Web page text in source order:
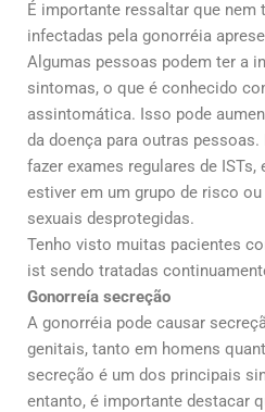
É importante ressaltar que nem
infectadas pela gonorréia
Algumas pessoas podem ter a
sintomas, o que é conhecido
assintomática. Isso pode
da doença para outras pessoas.
fazer exames regulares de
estiver em um grupo de risco
sexuais desprotegidas.
Tenho visto muitas pacientes
ist sendo tratadas
Gonorreía secreção
A gonorréia pode causar
genitais, tanto em homens
secreção é um dos principais
entanto, é importante destacar